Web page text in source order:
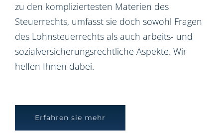
zu den kompliziertesten Materien des
Steuerrechts, umfasst sie doch sowohl Fragen
des Lohnsteuerrechts als auch arbeits- und
sozialversicherungsrechtliche Aspekte. Wir
helfen Ihnen dabei.
Erfahren sie mehr